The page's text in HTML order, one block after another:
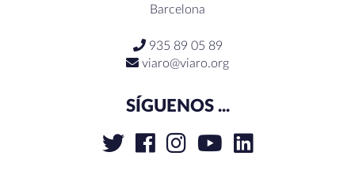
Barcelona
935 89 05 89
viaro@viaro.org
SÍGUENOS ...